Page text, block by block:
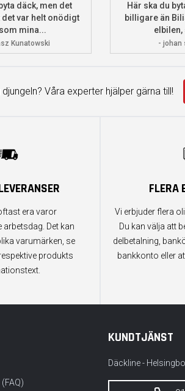
däck, men det
var helt onödigt
mina...
Kunatowski
Här ska du
billigare än
elbilen,
- johan
Våra experter hjälper gärna till!
era varor
Det kan
varumärken, se
produkts
FLERA
Vi erbjuder flera
Du kan välja att
delbetalning,
bankkonto eller
KUNDTJÄNST
Däckline -